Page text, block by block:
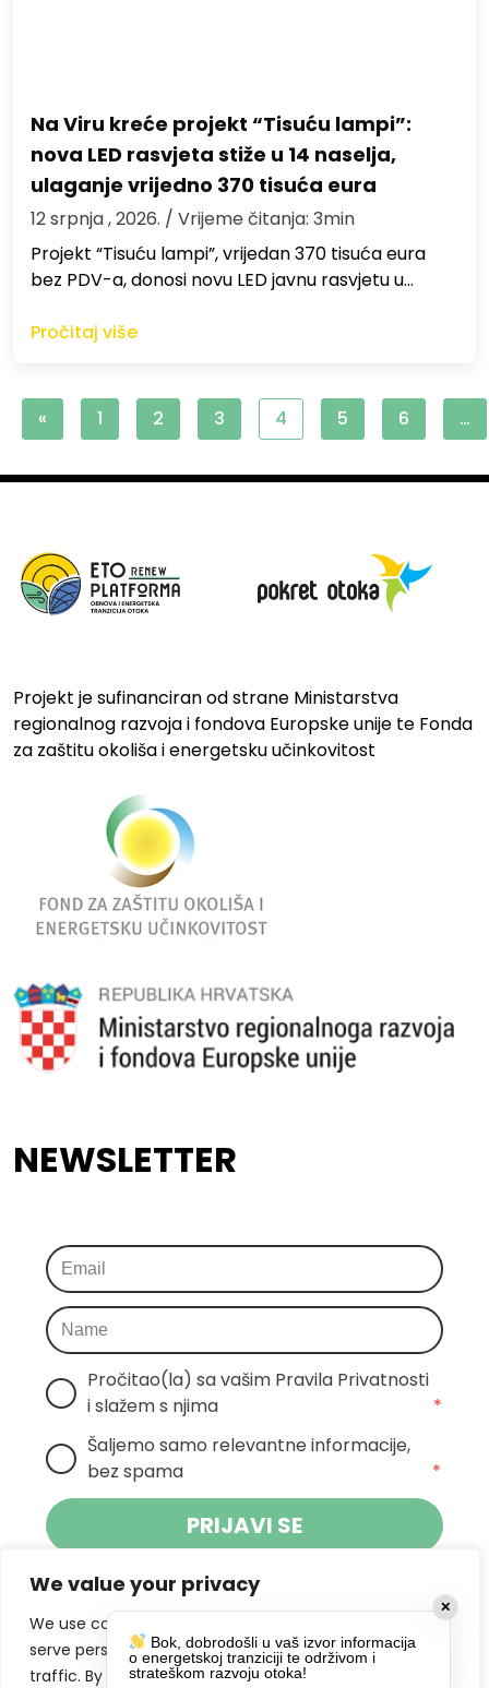
We value your privacy
We use cookies to enhance your browsing experience,
serve personalized ads or content, and analyze our
traffic. By clicking "Accept All", you consent to our use
Na Viru kreće projekt “Tisuću lampi”:
nova LED rasvjeta stiže u 14 naselja,
ulaganje vrijedno 370 tisuća eura
12 srpnja , 2026. / Vrijeme čitanja: 3min
Projekt “Tisuću lampi”, vrijedan 370 tisuća eura
bez PDV-a, donosi novu LED javnu rasvjetu u…
Pročitaj više
« 1 2 3 4 5 6 …
Projekt je sufinanciran od strane Ministarstva
regionalnog razvoja i fondova Europske unije te Fonda
za zaštitu okoliša i energetsku učinkovitost
NEWSLETTER
Pročitao(la) sa vašim Pravila Privatnosti
i slažem s njima
*
Šaljemo samo relevantne informacije,
bez spama
*
PRIJAVI SE
Klikom na gumb dajete suglasnost za
primanje novosti Pokreta Otoka te se
slažete spolitikom privatnosti.
✕
Bok, dobrodošli u vaš izvor informacija
o energetskoj tranziciji te održivom i
strateškom razvoju otoka!